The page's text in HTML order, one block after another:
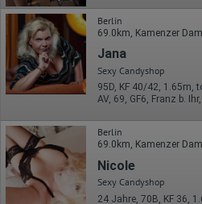
Ort der Verarbeitung:
Europäische Union & USA
Hotjar
Wir nutzen Hotjar als
Daten über das Benutzerverhalten
auch im Rahmen von Umfragen
auf unserer Website eingebunden
Informationen verarbeiten.
Herausgeber:
Hotjar Limited, Malta
Erhobene Daten:
Berlin
69.0km, Kamenzer
Jana
Sexy Candyshop
95D, KF 40/42, 1.65m,
Berlin
69.0km, Kamenzer
Nicole
Sexy Candyshop